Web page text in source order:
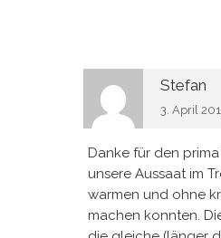
Stefan
3. April
Danke für den
unsere Aussaat im
warmen und ohne
machen konnten.